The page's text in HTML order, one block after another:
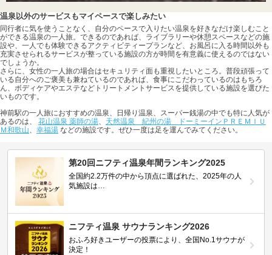
温泉以外のサービスもマイペースで楽しみたい
同行者に気を使うことなく、自分のペースで入りたい温泉を好きなだけ楽しむこと
ができる温泉の一人旅。できるのであれば、ライブラリーや休憩スペースなどの施
設や、一人でも体験できるアクティビティープランなど、お風呂に入る時間以外も
充実させられるサービスが整っている施設の方が時間を有意義に使えるのではない
でしょうか。
さらに、女性の一人旅の場合はセキュリティ面も重視したいところ。普段頑張って
いる自分へのご褒美も兼ねているのであれば、食事にこだわっているのはもちろ
ん、ボディケアやエステなどトリートメントサービスを提供している施設を選びた
いものです。
神前駅の一人旅におすすめの温泉、日帰り温泉、スーパー銭湯の中でも特に人気が
あるのは、 花山温泉 薬師の湯、 天然温泉 紀州の湯 ドーミーインＰＲＥＭＩＵ
Ｍ和歌山、 幸福湯 などの施設です。ぜひ一度は足を運んでみてください。
第20回ニフティ温泉年間ランキング2025
全国約2.2万件の中から頂点に選ばれた、2025年の人
気施設は…
ニフティ温泉 サウナランキング2026
おふろ好きユーザーの投票により、全国No.1サウナが
決定！